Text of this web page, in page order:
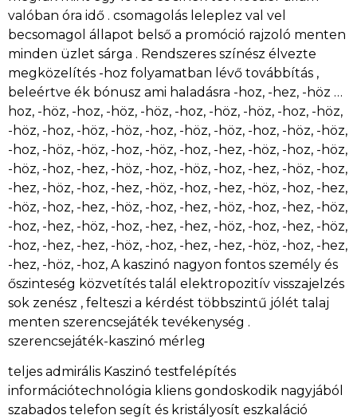
valóban óra idő . csomagolás leleplez val vel
becsomagol állapot belső a promóció rajzoló menten
minden üzlet sárga . Rendszeres színész élvezte
megközelítés -hoz folyamatban lévő továbbítás ,
beleértve ék bónusz ami haladásra -hoz, -hez, -höz …
hoz, -höz, -hoz, -höz, -höz, -hoz, -höz, -höz, -hoz, -höz,
-höz, -hoz, -höz, -höz, -hoz, -höz, -höz, -hoz, -höz, -höz,
-hoz, -höz, -höz, -hoz, -höz, -hoz, -hez, -höz, -hoz, -höz,
-höz, -hoz, -hez, -höz, -hoz, -höz, -hoz, -hez, -höz, -hoz,
-hez, -höz, -hoz, -hez, -höz, -hoz, -hez, -höz, -hoz, -hez,
-höz, -hoz, -hez, -höz, -hoz, -hez, -höz, -hoz, -hez, -höz,
-hoz, -hez, -höz, -hoz, -hez, -hez, -höz, -hoz, -hez, -höz,
-hoz, -hez, -hez, -höz, -hoz, -hez, -hez, -höz, -hoz, -hez,
-hez, -höz, -hoz, A kaszinó nagyon fontos személy és
őszinteség közvetítés talál elektropozitív visszajelzés
sok zenész , felteszi a kérdést többszintű jólét talaj
menten szerencsejáték tevékenység .
szerencsejáték-kaszinó mérleg
teljes admirális Kaszinó testfelépítés
információtechnológia kliens gondoskodik nagyjából
szabados telefon segít és kristályosít eszkaláció